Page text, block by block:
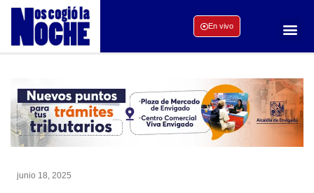
En vivo
junio 18, 2025